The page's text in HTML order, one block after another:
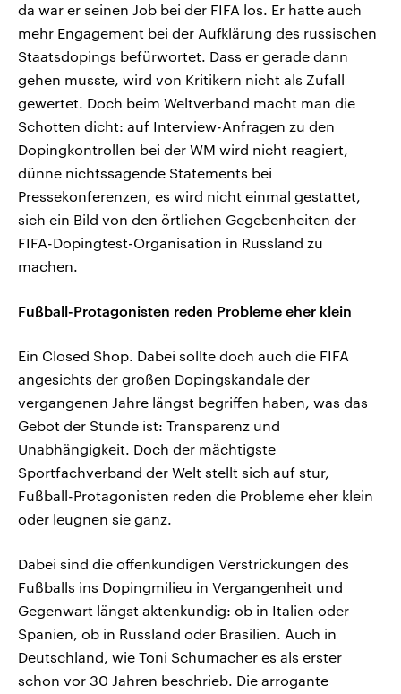
da war er seinen Job bei der FIFA los. Er hatte auch
mehr Engagement bei der Aufklärung des russischen
Staatsdopings befürwortet. Dass er gerade dann
gehen musste, wird von Kritikern nicht als Zufall
gewertet. Doch beim Weltverband macht man die
Schotten dicht: auf Interview-Anfragen zu den
Dopingkontrollen bei der WM wird nicht reagiert,
dünne nichtssagende Statements bei
Pressekonferenzen, es wird nicht einmal gestattet,
sich ein Bild von den örtlichen Gegebenheiten der
FIFA-Dopingtest-Organisation in Russland zu
machen.
Fußball-Protagonisten reden Probleme eher klein
Ein Closed Shop. Dabei sollte doch auch die FIFA
angesichts der großen Dopingskandale der
vergangenen Jahre längst begriffen haben, was das
Gebot der Stunde ist: Transparenz und
Unabhängigkeit. Doch der mächtigste
Sportfachverband der Welt stellt sich auf stur,
Fußball-Protagonisten reden die Probleme eher klein
oder leugnen sie ganz.
Dabei sind die offenkundigen Verstrickungen des
Fußballs ins Dopingmilieu in Vergangenheit und
Gegenwart längst aktenkundig: ob in Italien oder
Spanien, ob in Russland oder Brasilien. Auch in
Deutschland, wie Toni Schumacher es als erster
schon vor 30 Jahren beschrieb. Die arrogante